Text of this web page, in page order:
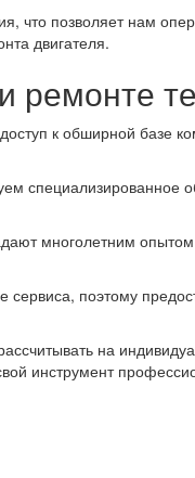
что позволяет нам
двигателя.
к обширной базе
специализированное
многолетним
сервиса, поэтому
на
инструмент